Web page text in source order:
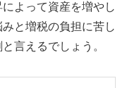
よって資産を増やし
と増税の負担に苦し
言えるでしょう。